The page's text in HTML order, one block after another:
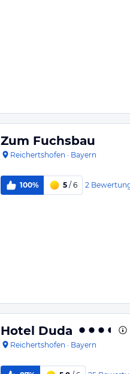
Zum Fuchsbau
Reichertshofen · Bayern
100% 5 / 6 2
Hotel Duda
Reichertshofen · Bayern